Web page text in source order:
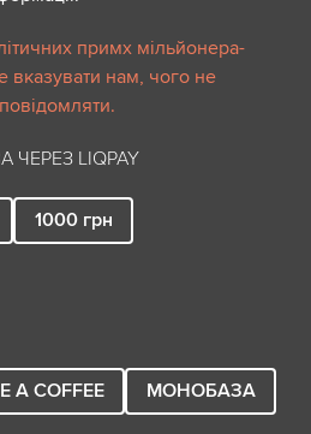
примх мільйонера-
вказувати нам, чого не
LIQPAY
1000 грн
A COFFEE
МОНОБАЗА